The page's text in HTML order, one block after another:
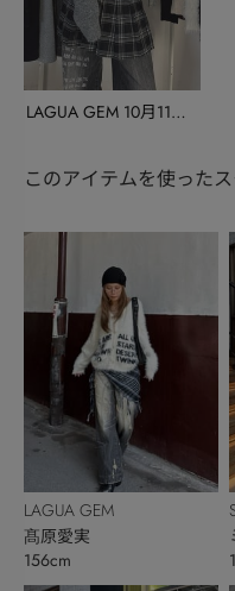
LAGUA GEM 10月11月
このアイテムを使った
LAGUA GEM
髙原愛実
156cm